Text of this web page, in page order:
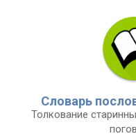
Словарь
Толкование